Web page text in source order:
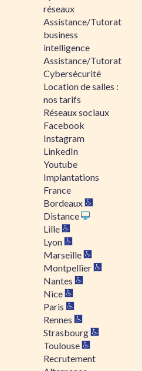
réseaux
Assistance/Tutorat
business
intelligence
Assistance/Tutorat
Cybersécurité
Location de salles :
nos tarifs
Réseaux sociaux
Facebook
Instagram
LinkedIn
Youtube
Implantations
France
Bordeaux
Distance
Lille
Lyon
Marseille
Montpellier
Nantes
Nice
Paris
Rennes
Strasbourg
Toulouse
Recrutement